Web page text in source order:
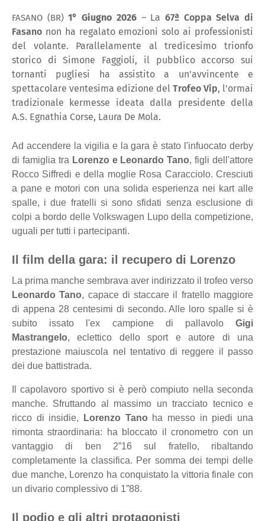
FASANO (BR) 1° Giugno 2026 – La 67ª Coppa Selva di
Fasano non ha regalato emozioni solo ai professionisti
del volante. Parallelamente al tredicesimo trionfo
storico di Simone Faggioli, il pubblico accorso sui
tornanti pugliesi ha assistito a un'avvincente e
spettacolare ventesima edizione del Trofeo Vip, l'ormai
tradizionale kermesse ideata dalla presidente della
A.S. Egnathia Corse, Laura De Mola.
Ad accendere la vigilia e la gara è stato l'infuocato derby
di famiglia tra Lorenzo e Leonardo Tano, figli dell'attore
Rocco Siffredi e della moglie Rosa Caracciolo. Cresciuti
a pane e motori con una solida esperienza nei kart alle
spalle, i due fratelli si sono sfidati senza esclusione di
colpi a bordo delle Volkswagen Lupo della competizione,
uguali per tutti i partecipanti.
Il film della gara: il recupero di Lorenzo
La prima manche sembrava aver indirizzato il trofeo verso
Leonardo Tano, capace di staccare il fratello maggiore
di appena 28 centesimi di secondo. Alle loro spalle si è
subito issato l'ex campione di pallavolo Gigi
Mastrangelo, eclettico dello sport e autore di una
prestazione maiuscola nel tentativo di reggere il passo
dei due battistrada.
Il capolavoro sportivo si è però compiuto nella seconda
manche. Sfruttando al massimo un tracciato tecnico e
ricco di insidie,
Lorenzo Tano ha messo in piedi una
rimonta straordinaria: ha bloccato il cronometro con un
vantaggio di ben 2”16 sul fratello, ribaltando
completamente la classifica. Per somma dei tempi delle
due manche, Lorenzo ha conquistato la vittoria finale con
un divario complessivo di 1”88.
Il podio e gli altri protagonisti